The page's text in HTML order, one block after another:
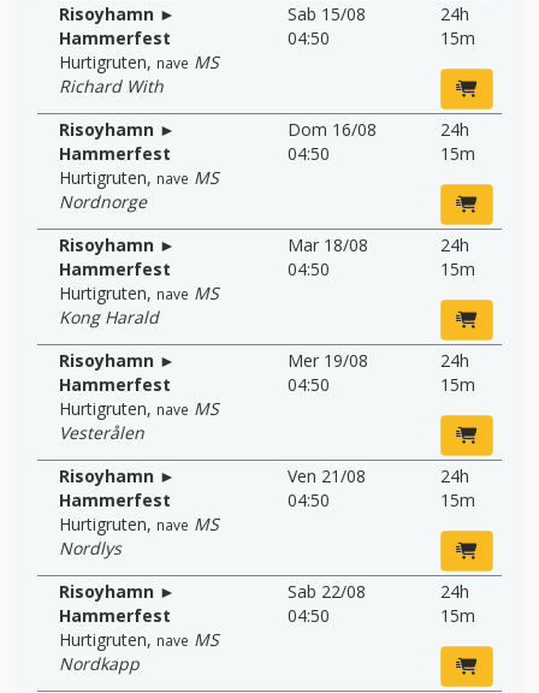
Risoyhamn ►
Hammerfest
Hurtigruten, nave MS
Richard With
Sab 15/08
04:50
24h
15m
Risoyhamn ►
Hammerfest
Hurtigruten, nave MS
Nordnorge
Dom 16/08
04:50
24h
15m
Risoyhamn ►
Hammerfest
Hurtigruten, nave MS
Kong Harald
Mar 18/08
04:50
24h
15m
Risoyhamn ►
Hammerfest
Hurtigruten, nave MS
Vesterålen
Mer 19/08
04:50
24h
15m
Risoyhamn ►
Hammerfest
Hurtigruten, nave MS
Nordlys
Ven 21/08
04:50
24h
15m
Risoyhamn ►
Hammerfest
Hurtigruten, nave MS
Nordkapp
Sab 22/08
04:50
24h
15m